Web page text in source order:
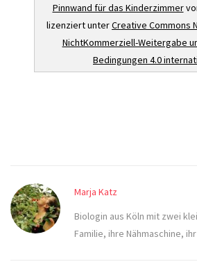
Pinnwand für das Kinderzimmer
lizenziert unterCreative Commons
NichtKommerziell-Weitergabe
Bedingungen 4.0
Marja Katz
Biologin aus Köln mit zwei
Familie, ihre Nähmaschine,